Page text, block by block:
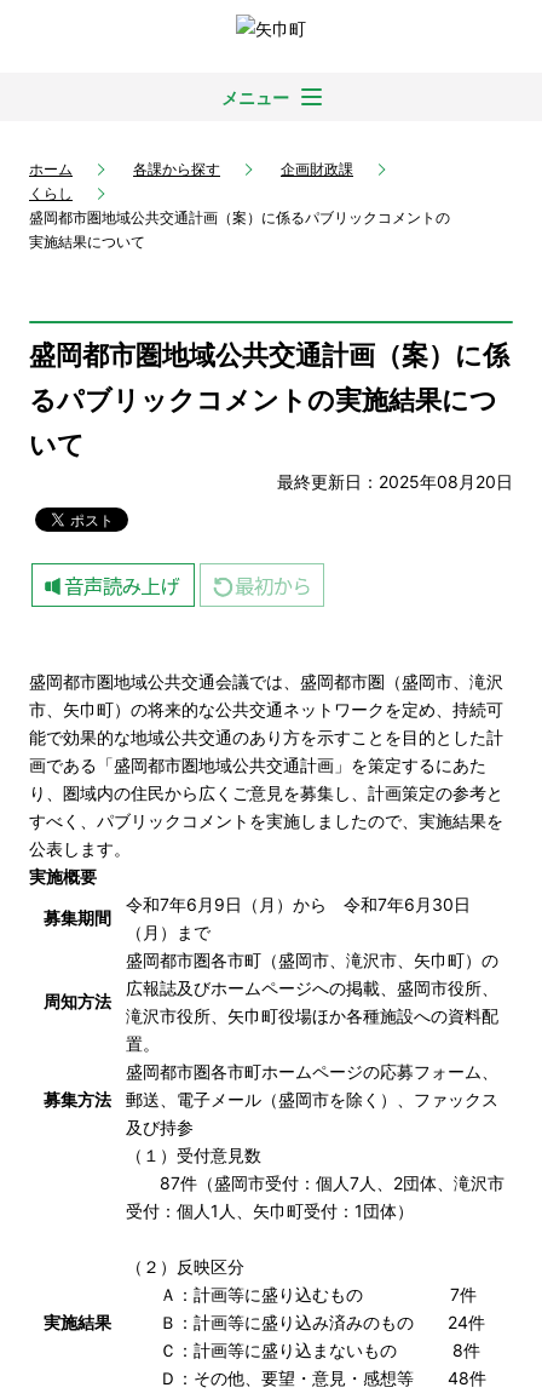
メニュー
ホーム 各課から探す
企画財政課
くらし
盛岡都市圏地域公共交通計画（案）に係るパブリックコメントの
実施結果について
盛岡都市圏地域公共交通計画（案）に係
るパブリックコメントの実施結果につ
いて
最終更新日：2025年08月20日
盛岡都市圏地域公共交通会議では、盛岡都市圏（盛岡市、滝沢
市、矢巾町）の将来的な公共交通ネットワークを定め、持続可
能で効果的な地域公共交通のあり方を示すことを目的とした計
画である「盛岡都市圏地域公共交通計画」を策定するにあた
り、圏域内の住民から広くご意見を募集し、計画策定の参考と
すべく、パブリックコメントを実施しましたので、実施結果を
公表します。
実施概要
募集期間
令和7年6月9日（月）から 令和7年6月30日
（月）まで
周知方法
盛岡都市圏各市町（盛岡市、滝沢市、矢巾町）の
広報誌及びホームページへの掲載、盛岡市役所、
滝沢市役所、矢巾町役場ほか各種施設への資料配
置。
募集方法
盛岡都市圏各市町ホームページの応募フォーム、
郵送、電子メール（盛岡市を除く）、ファックス
及び持参
実施結果
（１）受付意見数
87件（盛岡市受付：個人7人、2団体、滝沢市
受付：個人1人、矢巾町受付：1団体）
（２）反映区分
Ａ：計画等に盛り込むもの 7件
Ｂ：計画等に盛り込み済みのもの 24件
Ｃ：計画等に盛り込まないもの 8件
Ｄ：その他、要望・意見・感想等 48件